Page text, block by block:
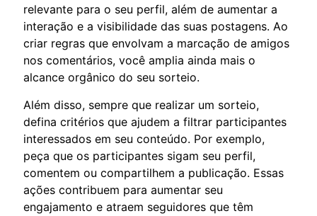
relevante para o seu perfil, além de aumentar a
interação e a visibilidade das suas postagens. Ao
criar regras que envolvam a marcação de amigos
nos comentários, você amplia ainda mais o
alcance orgânico do seu sorteio.
Além disso, sempre que realizar um sorteio,
defina critérios que ajudem a filtrar participantes
interessados em seu conteúdo. Por exemplo,
peça que os participantes sigam seu perfil,
comentem ou compartilhem a publicação. Essas
ações contribuem para aumentar seu
engajamento e atraem seguidores que têm